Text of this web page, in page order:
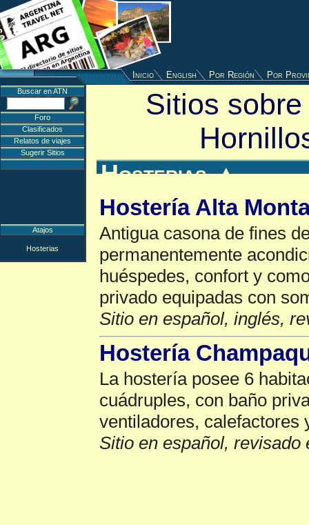
Inicio English Por Región Por
Sitios
Hosterias▲
Hostería Alta
Antigua casona de fines
permanentemente
huéspedes, confort y
privado equipadas con
Sitio en español, inglés,
Hostería
La hostería posee 6
cuádruples, con baño
ventiladores, calefactores
Sitio en español, revisado
Buscar en ATN
Foro
Clasificados
Relatos de viajes
Sugerir Sitios
Atajos
Hosterias